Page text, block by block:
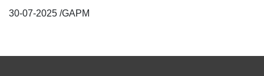
30-07-2025 /GAPM